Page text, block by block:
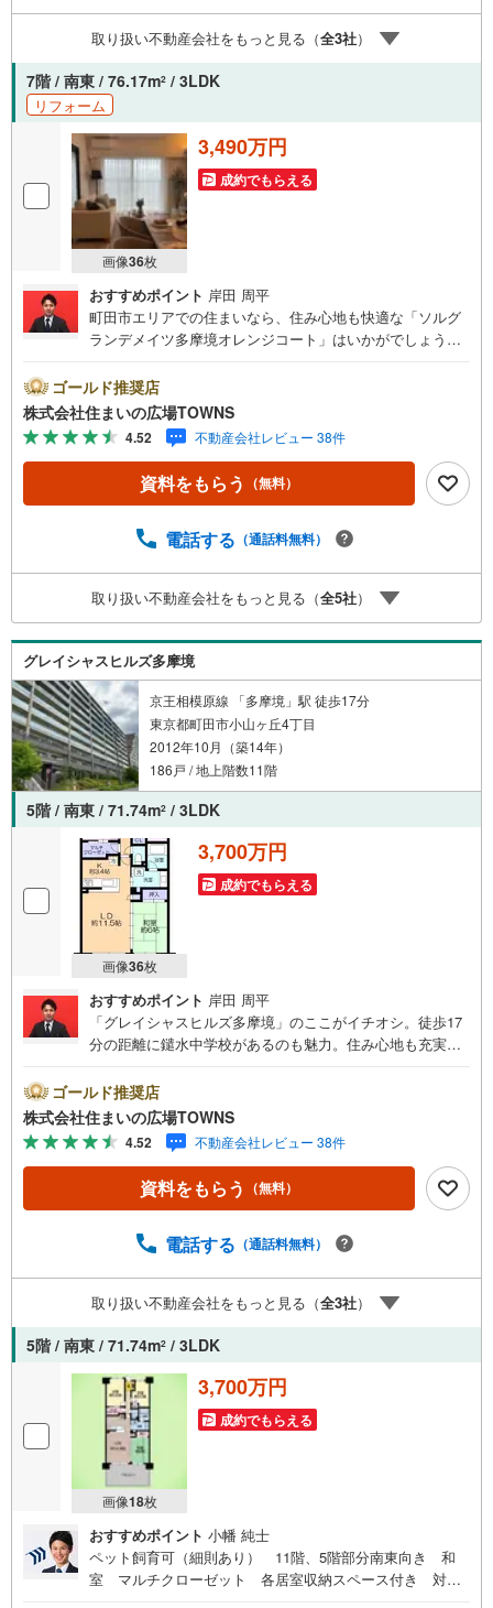
取り扱い不動産会社をもっと見る（全3社）
7階 / 南東 / 76.17m2 / 3LDK
リフォーム
画像36枚
3,490万円
成約でもらえる
おすすめポイント 岸田 周平
町田市エリアでの住まいなら、住み心地も快適な「ソルグ
ランデメイツ多摩境オレンジコート」はいかがでしょう
オートロックも備えています。地上10階建てで毎日心地よ
く暮らせます。空き巣対策には、防犯カメラが役に立ちま
す。デザイン性のあるシステムキッチン付きなので、キッ
チンがお洒落なスペースになっています。南東向きの物件
のご紹介です。物件の向きも確認しておきましょう。【年
中無休/9:00～21:00】人気物件は特にお問い合わせが集中
る」ボタンよりご予約頂くとご見学がスムーズです。■その
ライフプランのシミュレーション■住まいの広場TOWNSか
らお客様へ経験豊富なスタッフが親身になってお客様に合
った物件をご紹介させて頂きます！ /他社様掲載物件も併せ
てご紹介可能ですのでお気軽にお問い合わせ下さい♪駐車
場もございますので、お車でのお越しも大歓迎です！
ゴールド推奨店
株式会社住まいの広場TOWNS
4.52 不動産会社レビュー 38件
資料をもらう （無料）
電話する （通話料無料）
取り扱い不動産会社をもっと見る（全5社）
グレイシャスヒルズ多摩境
京王相模原線 「多摩境」駅 徒歩17分
東京都町田市小山ヶ丘4丁目
2012年10月（築14年）
186戸 / 地上階数11階
5階 / 南東 / 71.74m2 / 3LDK
画像36枚
3,700万円
成約でもらえる
おすすめポイント 岸田 周平
「グレイシャスヒルズ多摩境」のここがイチオシ。徒歩17
分の距離に鑓水中学校があるのも魅力。住み心地も充実し
6000円です。不審者対策に欠かせないオートロックも備え
ています。バルコニーが12.4平米の大きさの物件です。11
階建ての物件ならいつでも快適です。【年中無休/9:00～21:
00】人気物件は特にお問い合わせが集中するため、お早め
にお電話下さい。「室内・現地を見学する」ボタンよりご
予約頂くとご見学がスムーズです。■その他、各種ご相談も
ミュレーション■住まいの広場TOWNSからお客様へ経験豊
させて頂きます！ /他社様掲載物件も併せてご紹介可能です
のでお気軽にお問い合わせ下さい♪駐車場もございますの
で、お車でのお越しも大歓迎です！
ゴールド推奨店
株式会社住まいの広場TOWNS
4.52 不動産会社レビュー 38件
資料をもらう （無料）
電話する （通話料無料）
取り扱い不動産会社をもっと見る（全3社）
5階 / 南東 / 71.74m2 / 3LDK
画像18枚
3,700万円
成約でもらえる
おすすめポイント 小幡 純士
ペット飼育可（細則あり） 11階、5階部分南東向き 和
室 マルチクローゼット 各居室収納スペース付き 対面